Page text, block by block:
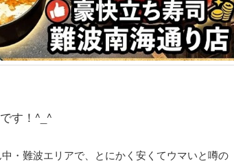
す！^_^
・難波エリアで、とにかく安くてウマいと噂の